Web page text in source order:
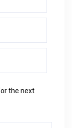
the next